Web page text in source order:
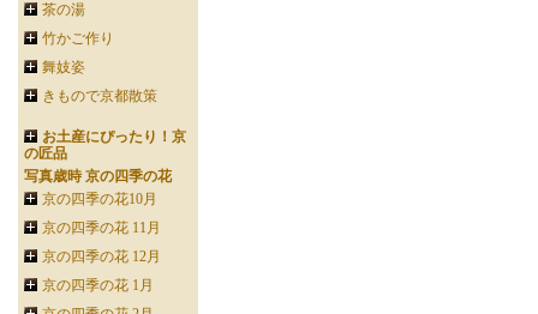
茶の湯
竹かご作り
舞妓姿
きもので京都散策
お土産にぴったり！京
の匠品
写真歳時 京の四季の花
京の四季の花10月
京の四季の花 11月
京の四季の花 12月
京の四季の花 1月